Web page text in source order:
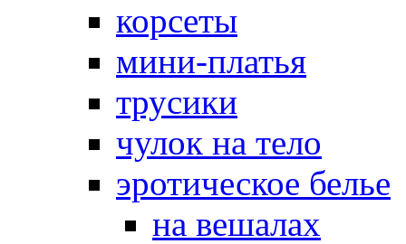
корсеты
мини-платья
трусики
чулок на тело
эротическое белье
на вешалах